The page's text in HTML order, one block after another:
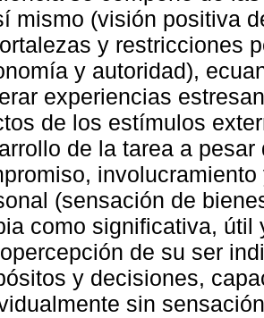
mismo (visión positiva
y restricciones
y autoridad),
experiencias
de los estímulos
de la tarea a
(sensación de
como significativa,
de su ser
y decisiones,
sin